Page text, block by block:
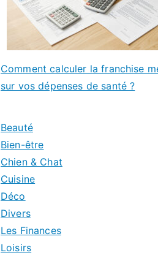
Comment calculer la franchise
sur vos dépenses de santé ?
Beauté
Bien-être
Chien & Chat
Cuisine
Déco
Divers
Les Finances
Loisirs